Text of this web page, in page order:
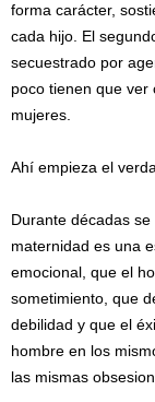
forma carácter,
cada hijo. El
secuestrado por
poco tienen que ver
mujeres.
Ahí empieza el
Durante décadas
maternidad es una
emocional, que el
sometimiento, que
debilidad y que el
hombre en los
las mismas